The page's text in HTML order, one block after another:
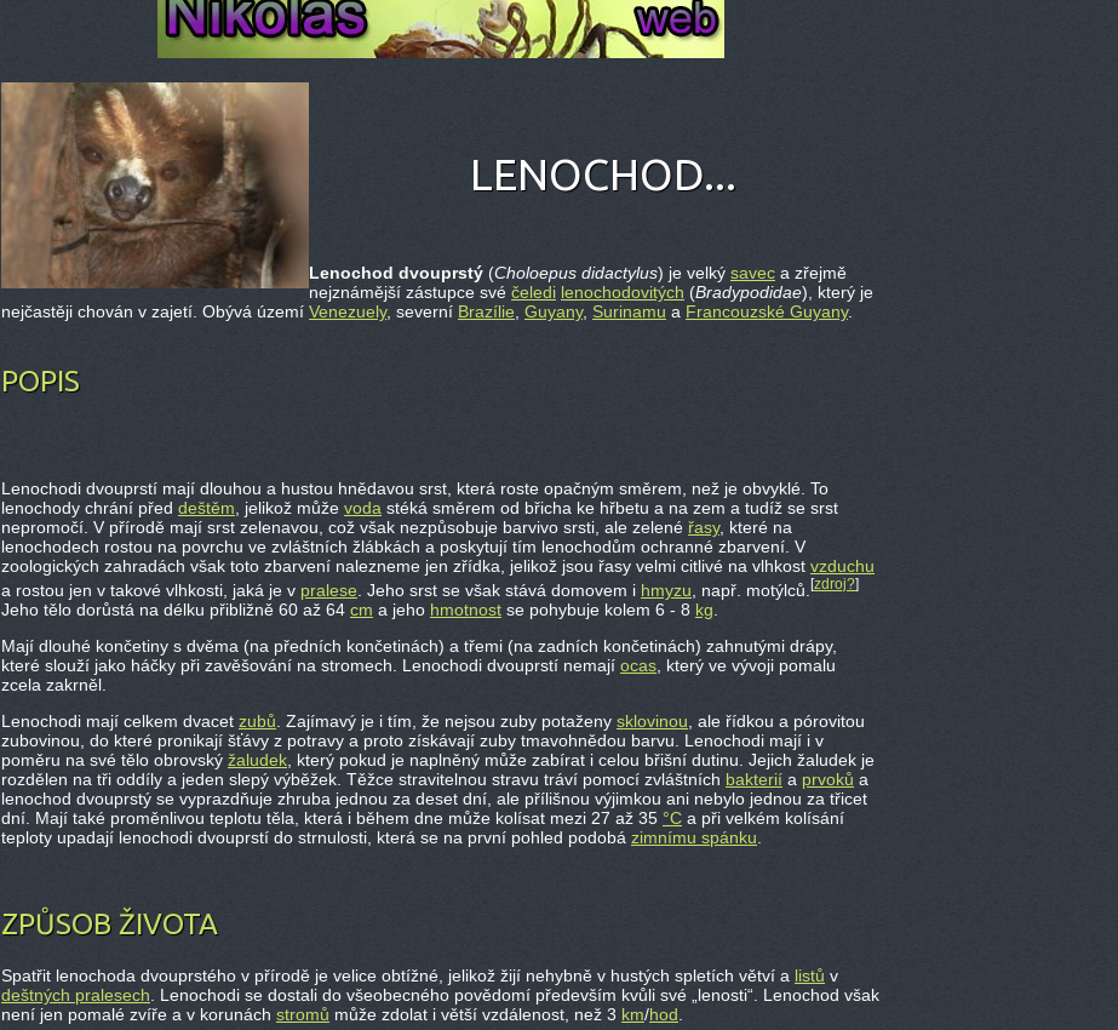
LENOCHOD...
Lenochod dvouprstý (Choloepus didactylus) je velký savec a zřejmě
nejznámější zástupce své čeledi lenochodovitých (Bradypodidae), který je
nejčastěji chován v zajetí. Obývá území Venezuely, severní Brazílie, Guyany, Surinamu a Francouzské Guyany.
POPIS
Lenochodi dvouprstí mají dlouhou a hustou hnědavou srst, která roste opačným směrem, než je obvyklé. To
lenochody chrání před deštěm , jelikož může voda stéká směrem od břicha ke hřbetu a na zem a tudíž se srst
nepromočí. V přírodě mají srst zelenavou, což však nezpůsobuje barvivo srsti, ale zelené řasy, které na
lenochodech rostou na povrchu ve zvláštních žlábkách a poskytují tím lenochodům ochranné zbarvení. V
zoologických zahradách však toto zbarvení nalezneme jen zřídka, jelikož jsou řasy velmi citlivé na vlhkost vzduchu
a rostou jen v takové vlhkosti, jaká je v pralese . Jeho srst se však stává domovem i hmyzu , např. motýlců. [zdroj?]
Jeho tělo dorůstá na délku přibližně 60 až 64 cm a jeho hmotnost se pohybuje kolem 6 - 8 kg
Mají dlouhé končetiny s dvěma (na předních končetinách) a třemi (na zadních končetinách) zahnutými drápy,
které slouží jako háčky při zavěšování na stromech. Lenochodi dvouprstí nemají ocas , který ve vývoji pomalu
zcela zakrněl.
Lenochodi mají celkem dvacet zubů . Zajímavý je i tím, že nejsou zuby potaženy sklovinou , ale řídkou a pórovitou
zubovinou, do které pronikají šťávy z potravy a proto získávají zuby tmavohnědou barvu. Lenochodi mají i v
poměru na své tělo obrovský žaludek , který pokud je naplněný může zabírat i celou břišní dutinu. Jejich žaludek je
rozdělen na tři oddíly a jeden slepý výběžek. Těžce stravitelnou stravu tráví pomocí zvláštních bakterií a prvoků a
lenochod dvouprstý se vyprazdňuje zhruba jednou za deset dní, ale přílišnou výjimkou ani nebylo jednou za třicet
dní. Mají také proměnlivou teplotu těla, která i během dne může kolísat mezi 27 až 35 °C a při velkém kolísání
teploty upadají lenochodi dvouprstí do strnulosti, která se na první pohled podobá zimnímu spánku
ZPŮSOB ŽIVOTA
Spatřit lenochoda dvouprstého v přírodě je velice obtížné, jelikož žijí nehybně v hustých spletích větví a listů v
deštných pralesech . Lenochodi se dostali do všeobecného povědomí především kvůli své „lenosti“. Lenochod však
není jen pomalé zvíře a v korunách stromů může zdolat i větší vzdálenost, než 3 km/hod